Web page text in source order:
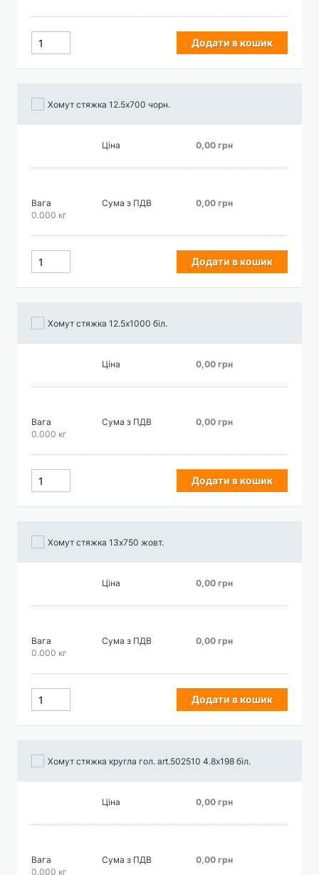
Додати в кошик
Хомут стяжка 12.5х700 чорн.
Ціна 0,00 грн
Вага
0.000 кг
Сума з ПДВ 0,00 грн
Додати в кошик
Хомут стяжка 12.5х1000 біл.
Ціна 0,00 грн
Вага
0.000 кг
Сума з ПДВ 0,00 грн
Додати в кошик
Хомут стяжка 13х750 жовт.
Ціна 0,00 грн
Вага
0.000 кг
Сума з ПДВ 0,00 грн
Додати в кошик
Хомут стяжка кругла гол. art.502510 4.8х198 біл.
Ціна 0,00 грн
Вага
0.000 кг
Сума з ПДВ 0,00 грн